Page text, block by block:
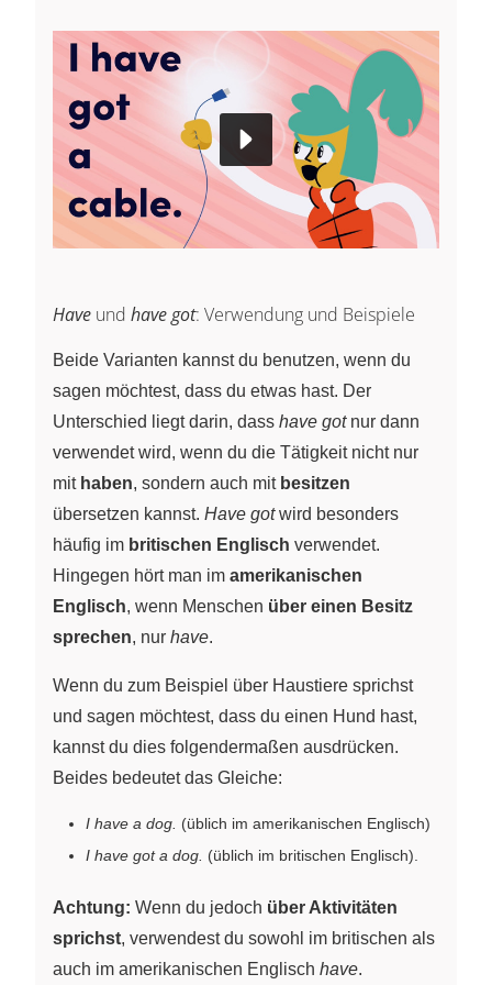
Have und have got: Verwendung und Beispiele
Beide Varianten kannst du benutzen, wenn du
sagen möchtest, dass du etwas hast. Der
Unterschied liegt darin, dass have gotnur dann
verwendet wird, wenn du die Tätigkeit nicht nur
mit haben, sondern auch mit besitzen
übersetzen kannst. Have gotwird besonders
häufig im britischen Englisch verwendet.
Hingegen hört man im amerikanischen
Englisch, wenn Menschen über einen Besitz
sprechen, nur have.
Wenn du zum Beispiel über Haustiere sprichst
und sagen möchtest, dass du einen Hund hast,
kannst du dies folgendermaßen ausdrücken.
Beides bedeutet das Gleiche:
I have a dog. (üblich im amerikanischen Englisch)
I have got a dog. (üblich im britischen Englisch).
Achtung: Wenn du jedoch über Aktivitäten
sprichst, verwendest du sowohl im britischen als
auch im amerikanischen Englisch have.